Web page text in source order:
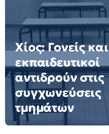
Χίος: Γονείς και
εκπαιδευτικοί
αντιδρούν στις
συγχωνεύσεις
τμημάτων